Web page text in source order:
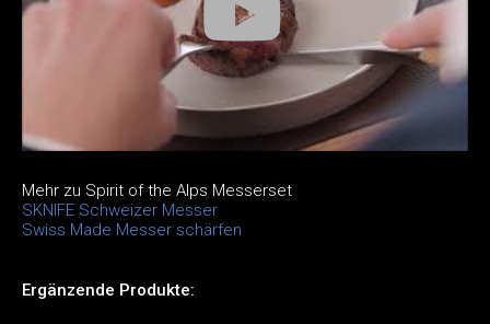
Mehr zu Spirit of the Alps Messerset
SKNIFE Schweizer Messer
Swiss Made Messer schärfen
Ergänzende Produkte: